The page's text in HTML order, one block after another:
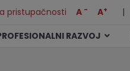
pristupačnosti A - A+ |
RAZVOJ